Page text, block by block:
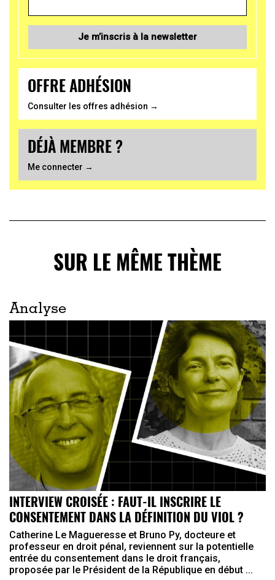
Je m’inscris à la newsletter
OFFRE ADHÉSION
Consulter les offres adhésion →
DÉJÀ MEMBRE ?
Me connecter →
SUR LE MÊME THÈME
Analyse
INTERVIEW CROISÉE : FAUT-IL INSCRIRE LE
CONSENTEMENT DANS LA DÉFINITION DU VIOL ?
Catherine Le Magueresse et Bruno Py, docteure et
professeur en droit pénal, reviennent sur la potentielle
entrée du consentement dans le droit français,
proposée par le Président de la République en début ...